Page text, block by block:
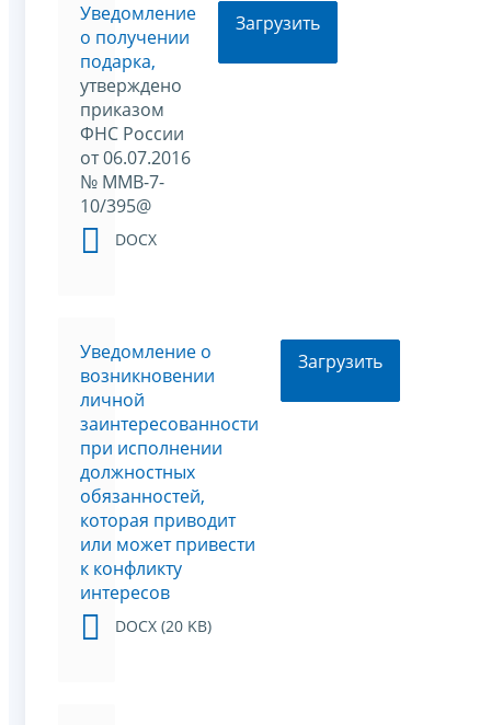
Уведомление
о получении
подарка,
утверждено
приказом
ФНС России
от 06.07.2016
№ ММВ-7-
10/395@
DOCX
Загрузить
Уведомление о
возникновении
личной
заинтересованности
при исполнении
должностных
обязанностей,
которая приводит
или может привести
к конфликту
интересов
DOCX (20 KB)
Загрузить